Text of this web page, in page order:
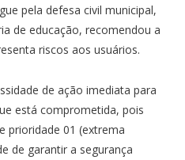
pela defesa civil municipal,
de educação, recomendou a
riscos aos usuários.
de ação imediata para
está comprometida, pois
prioridade 01 (extrema
de garantir a segurança